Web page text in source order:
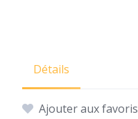
Détails
Ajouter aux favoris